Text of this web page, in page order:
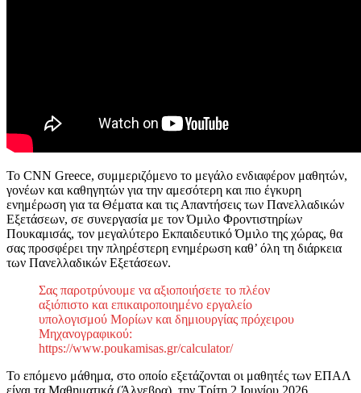
Το CNN Greece, συμμεριζόμενο το μεγάλο ενδιαφέρον μαθητών,
γονέων και καθηγητών για την αμεσότερη και πιο έγκυρη
ενημέρωση για τα Θέματα και τις Απαντήσεις των Πανελλαδικών
Εξετάσεων, σε συνεργασία με τον Όμιλο Φροντιστηρίων
Πουκαμισάς, τον μεγαλύτερο Εκπαιδευτικό Όμιλο της χώρας, θα
σας προσφέρει την πληρέστερη ενημέρωση καθ’ όλη τη διάρκεια
των Πανελλαδικών Εξετάσεων.
Σας παροτρύνουμε να αξιοποιήσετε το πλέον
αξιόπιστο και επικαιροποιημένο εργαλείο
υπολογισμού Μορίων και δημιουργίας πρόχειρου
Μηχανογραφικού:
https://www.poukamisas.gr/calculator/
Το επόμενο μάθημα, στο οποίο εξετάζονται οι μαθητές των ΕΠΑΛ
είναι τα Μαθηματικά (Άλγεβρα), την Τρίτη 2 Ιουνίου 2026.